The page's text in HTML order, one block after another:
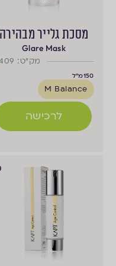
מסכת גלייר מבהירה
Glare Mask
מק"ט: 8409
150מ"ל
M Balance
לרכישה